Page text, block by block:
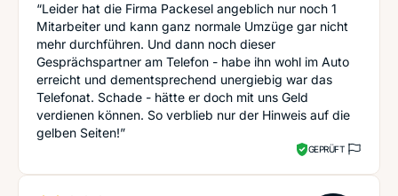
“Leider hat die Firma Packesel angeblich nur noch 1
Mitarbeiter und kann ganz normale Umzüge gar nicht
mehr durchführen. Und dann noch dieser
Gesprächspartner am Telefon - habe ihn wohl im Auto
erreicht und dementsprechend unergiebig war das
Telefonat. Schade - hätte er doch mit uns Geld
verdienen können. So verblieb nur der Hinweis auf die
gelben Seiten!”
GEPRÜFT